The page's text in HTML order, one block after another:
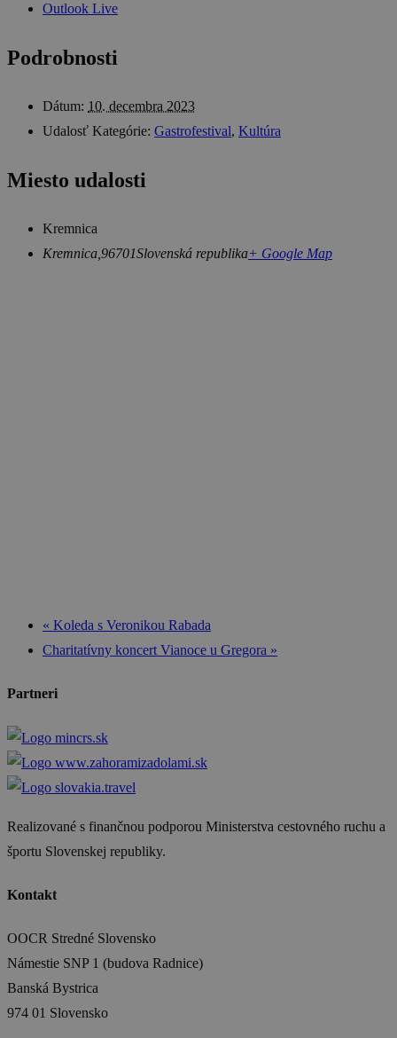
Outlook Live
Podrobnosti
Dátum: 10. decembra 2023
Udalosť Kategórie: Gastrofestival, Kultúra
Miesto udalosti
Kremnica
Kremnica 96701Slovenská republika+ Google Map
« Koleda s Veronikou Rabada
Charitatívny koncert Vianoce u Gregora »
Partneri
Realizované s finančnou podporou Ministerstva cestovného ruchu a
športu Slovenskej republiky.
Kontakt
OOCR Stredné Slovensko
Námestie SNP 1 (budova Radnice)
Banská Bystrica
974 01 Slovensko